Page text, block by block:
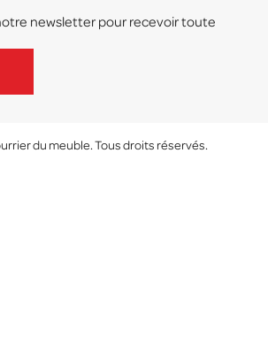
newsletter pour recevoir toute
du meuble. Tous droits réservés.